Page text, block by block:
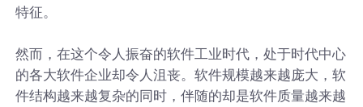
特征。
然而，在这个令人振奋的软件工业时代，处于时代中心
的各大软件企业却令人沮丧。软件规模越来越庞大，软
件结构越来越复杂的同时，伴随的却是软件质量越来越